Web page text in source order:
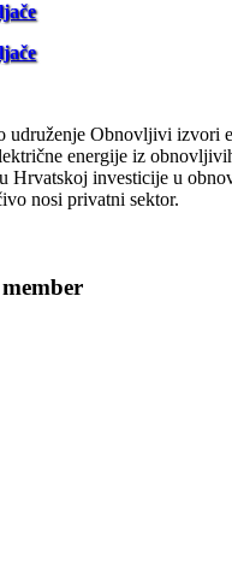
udruženje Obnovljivi izvori
energije iz
Hrvatskoj investicije u
nosi privatni sektor.